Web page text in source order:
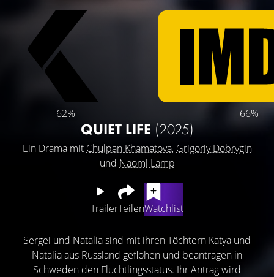
62% 66%
QUIET LIFE (2025)
Ein Drama mit Chulpan Khamatova, Grigoriy Dobrygin
und Naomi Lamp
TrailerTeilenWatchlist
Sergei und Natalia sind mit ihren Töchtern Katya und
Natalia aus Russland geflohen und beantragen in
Schweden den Flüchtlingsstatus. Ihr Antrag wird